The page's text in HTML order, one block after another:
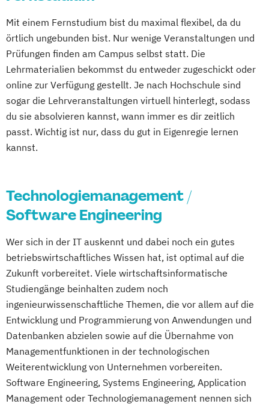
(DE/EN)
Softwareentwicklung (DE/EN)
Wirtschaftsinformatik (DE/EN)
Mit einem Fernstudium bist du maximal flexibel, da du
örtlich ungebunden bist. Nur wenige Veranstaltungen und
Prüfungen finden am Campus selbst statt. Die
Lehrmaterialien bekommst du entweder zugeschickt oder
online zur Verfügung gestellt. Je nach Hochschule sind
sogar die Lehrveranstaltungen virtuell hinterlegt, sodass
du sie absolvieren kannst, wann immer es dir zeitlich
passt. Wichtig ist nur, dass du gut in Eigenregie lernen
kannst.
Technologiemanagement /
Software Engineering
Wer sich in der IT auskennt und dabei noch ein gutes
betriebswirtschaftliches Wissen hat, ist optimal auf die
Zukunft vorbereitet. Viele wirtschaftsinformatische
Studiengänge beinhalten zudem noch
ingenieurwissenschaftliche Themen, die vor allem auf die
Entwicklung und Programmierung von Anwendungen und
Datenbanken abzielen sowie auf die Übernahme von
Managementfunktionen in der technologischen
Weiterentwicklung von Unternehmen vorbereiten.
Software Engineering, Systems Engineering, Application
Management oder Technologiemanagement nennen sich